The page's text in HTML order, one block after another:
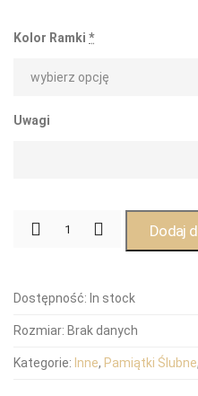
Kolor Ramki *
Uwagi
Dodaj
Dostępność: In stock
Rozmiar: Brak danych
Kategorie: Inne, Pamiątki Ślubne,